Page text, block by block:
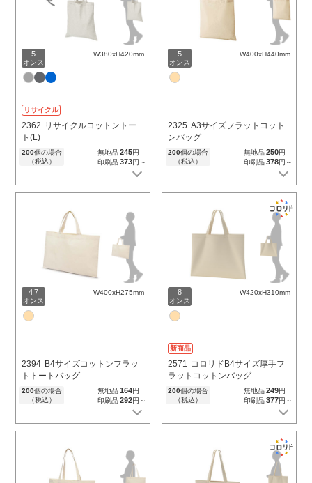
5
オンス
W380xH420mm
リサイクル
2362 リサイクルコットントー
ト(L)
200個の場合
（税込）
無地品245円
印刷品373円～
5
オンス
W400xH440mm
2325 A3サイズフラットコット
ンバッグ
200個の場合
（税込）
無地品250円
印刷品378円～
4.7
オンス
W400xH275mm
2394 B4サイズコットンフラッ
トトートバッグ
200個の場合
（税込）
無地品164円
印刷品292円～
8
オンス
W420xH310mm
新商品
2571 コロリドB4サイズ厚手フ
ラットコットンバッグ
200個の場合
（税込）
無地品249円
印刷品377円～